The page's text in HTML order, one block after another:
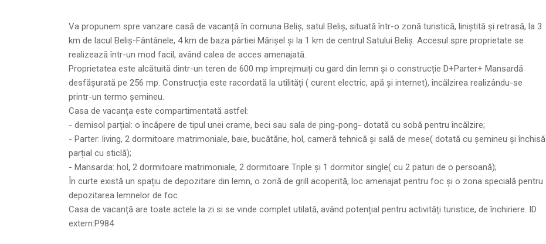
Va propunem spre vanzare casă de vacanță în comuna Beliș, satul Beliș, situată într-o zonă turistică, liniștită și retrasă, la 3
km de lacul Beliș-Fântânele, 4 km de baza pârtiei Mărișel și la 1 km de centrul Satului Beliș. Accesul spre proprietate se
realizează într-un mod facil, având calea de acces amenajată.
Proprietatea este alcătuită dintr-un teren de 600 mp împrejmuiți cu gard din lemn și o construcție D+Parter+ Mansardă
desfășurată pe 256 mp. Construcția este racordată la utilități ( curent electric, apă și internet), încălzirea realizându-se
printr-un termo șemineu.
Casa de vacanța este compartimentată astfel:
- demisol parțial: o încăpere de tipul unei crame, beci sau sala de ping-pong- dotată cu sobă pentru încălzire;
- Parter: living, 2 dormitoare matrimoniale, baie, bucătărie, hol, cameră tehnică și sală de mese( dotată cu șemineu și închisă
parțial cu sticlă);
- Mansarda: hol, 2 dormitoare matrimoniale, 2 dormitoare Triple și 1 dormitor single( cu 2 paturi de o persoană);
În curte există un spațiu de depozitare din lemn, o zonă de grill acoperită, loc amenajat pentru foc și o zona specială pentru
depozitarea lemnelor de foc.
Casa de vacanță are toate actele la zi si se vinde complet utilată, având potențial pentru activități turistice, de închiriere. ID
extern:P984